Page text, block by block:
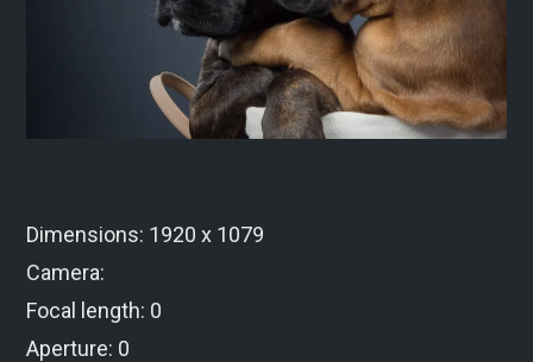
Dimensions: 1920 x 1079
Camera:
Focal length: 0
Aperture: 0